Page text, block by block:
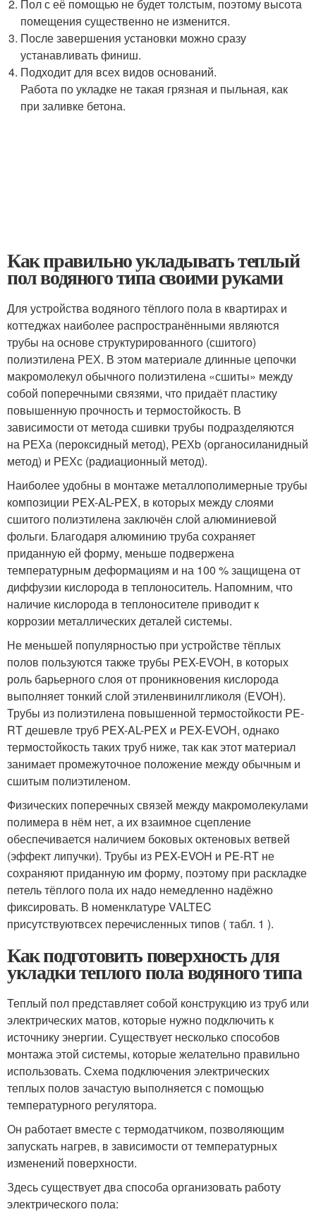
Пол с её помощью не будет толстым, поэтому высота
помещения существенно не изменится.
После завершения установки можно сразу
устанавливать финиш.
Подходит для всех видов оснований.
Работа по укладке не такая грязная и пыльная, как
при заливке бетона.
Как правильно укладывать теплый
пол водяного типа своими руками
Для устройства водяного тёплого пола в квартирах и
коттеджах наиболее распространёнными являются
трубы на основе структурированного (сшитого)
полиэтилена РЕХ. В этом материале длинные цепочки
макромолекул обычного полиэтилена «сшиты» между
собой поперечными связями, что придаёт пластику
повышенную прочность и термостойкость. В
зависимости от метода сшивки трубы подразделяются
на РЕХа (пероксидный метод), РЕХb (органосиланидный
метод) и РЕХс (радиационный метод).
Наиболее удобны в монтаже металлополимерные трубы
композиции PEX-AL-PEX, в которых между слоями
сшитого полиэтилена заключён слой алюминиевой
фольги. Благодаря алюминию труба сохраняет
приданную ей форму, меньше подвержена
температурным деформациям и на 100 % защищена от
диффузии кислорода в теплоноситель. Напомним, что
наличие кислорода в теплоносителе приводит к
коррозии металлических деталей системы.
Не меньшей популярностью при устройстве тёплых
полов пользуются также трубы PEX-EVOH, в которых
роль барьерного слоя от проникновения кислорода
выполняет тонкий слой этиленвинилгликоля (EVOH).
Трубы из полиэтилена повышенной термостойкости PE-
RT дешевле труб PEX-AL-PEX и PEX-EVOH, однако
термостойкость таких труб ниже, так как этот материал
занимает промежуточное положение между обычным и
сшитым полиэтиленом.
Физических поперечных связей между макромолекулами
полимера в нём нет, а их взаимное сцепление
обеспечивается наличием боковых октеновых ветвей
(эффект липучки). Трубы из PEX-EVOH и PE-RT не
сохраняют приданную им форму, поэтому при раскладке
петель тёплого пола их надо немедленно надёжно
фиксировать. В номенклатуре VALTEC
присутствуютвсех перечисленных типов ( табл. 1 ).
Как подготовить поверхность для
укладки теплого пола водяного типа
Теплый пол представляет собой конструкцию из труб или
электрических матов, которые нужно подключить к
источнику энергии. Существует несколько способов
монтажа этой системы, которые желательно правильно
использовать. Схема подключения электрических
теплых полов зачастую выполняется с помощью
температурного регулятора.
Он работает вместе с термодатчиком, позволяющим
запускать нагрев, в зависимости от температурных
изменений поверхности.
Здесь существует два способа организовать работу
электрического пола: